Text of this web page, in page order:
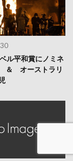
ル平和賞にノミネ
＆ オーストラリ